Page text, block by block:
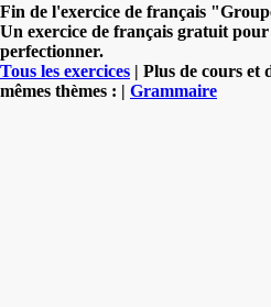
Fin de l'exercice de français
Un exercice de français gratuit
perfectionner.
Tous les exercices | Plus de cours et
mêmes thèmes : | Grammaire